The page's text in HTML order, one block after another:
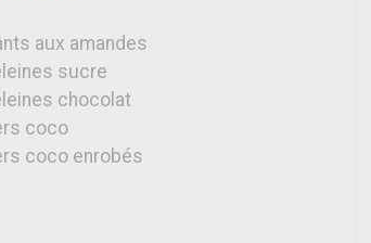
aux amandes
sucre
chocolat
coco
coco enrobés